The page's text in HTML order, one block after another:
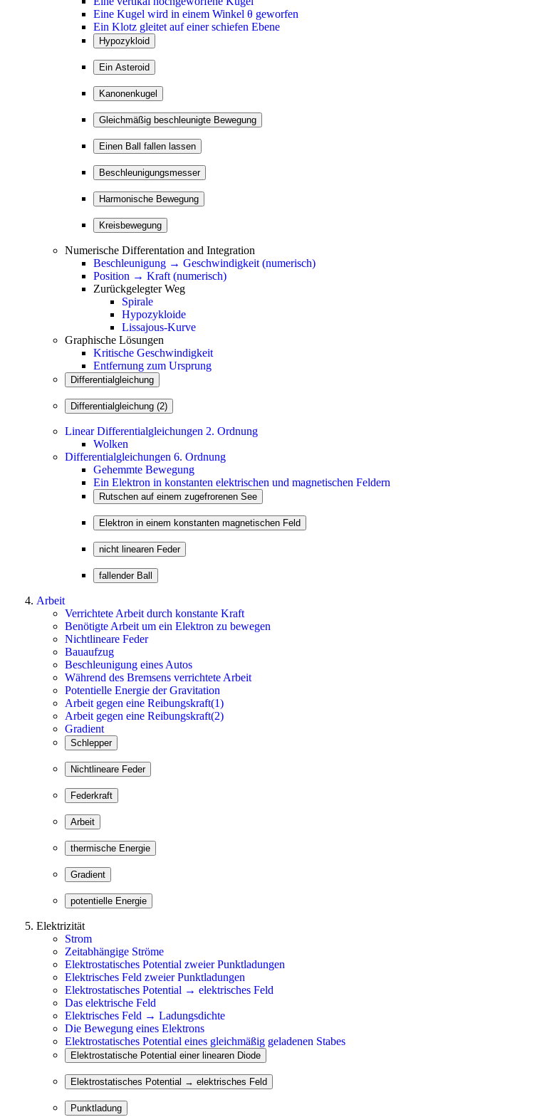
Eine Kugel wird in einem Winkel θ geworfen
Ein Klotz gleitet auf einer schiefen Ebene
Numerische Differentation and Integration
Beschleunigung → Geschwindigkeit (numerisch)
Position → Kraft (numerisch)
Zurückgelegter Weg
Spirale
Hypozykloide
Lissajous-Kurve
Graphische Lösungen
Kritische Geschwindigkeit
Entfernung zum Ursprung
Linear Differentialgleichungen 2. Ordnung
Wolken
Differentialgleichungen 6. Ordnung
Gehemmte Bewegung
Ein Elektron in konstanten elektrischen und magnetischen Feldern
Arbeit
Verrichtete Arbeit durch konstante Kraft
Benötigte Arbeit um ein Elektron zu bewegen
Nichtlineare Feder
Bauaufzug
Beschleunigung eines Autos
Während des Bremsens verrichtete Arbeit
Potentielle Energie der Gravitation
Arbeit gegen eine Reibungskraft(1)
Arbeit gegen eine Reibungskraft(2)
Gradient
Elektrizität
Strom
Zeitabhängige Ströme
Elektrostatisches Potential zweier Punktladungen
Elektrisches Feld zweier Punktladungen
Elektrostatisches Potential → elektrisches Feld
Das elektrische Feld
Elektrisches Feld → Ladungsdichte
Die Bewegung eines Elektrons
Elektrostatisches Potential eines gleichmäßig geladenen Stabes